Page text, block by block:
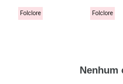
Folclore Folclore
Nenhum